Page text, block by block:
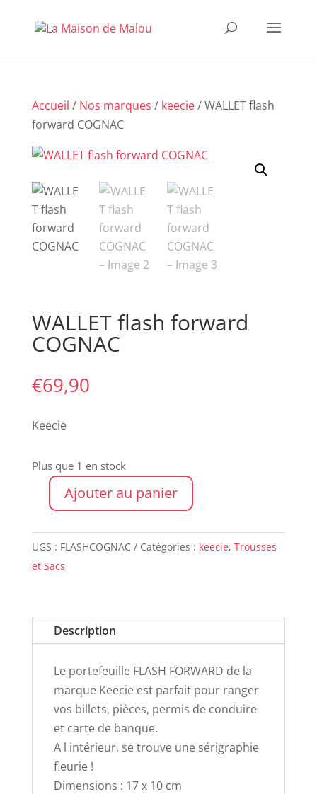
Accueil / Nos marques / keecie/ WALLET flash
forward COGNAC
WALLET flash forward
COGNAC
€69,90
Keecie
Plus que 1 en stock
quantité
WALLET
flash
Ajouter au panier
UGS : FLASHCOGNAC Catégories : keecie, Trousses
et Sacs
Description
Le portefeuille FLASH FORWARD de la
marque Keecie est parfait pour ranger
vos billets, pièces, permis de conduire
et carte de banque.
A l intérieur, se trouve une sérigraphie
fleurie !
Dimensions : 17 x 10 cm